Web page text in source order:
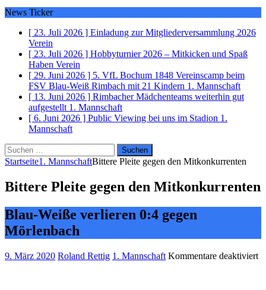
News Ticker
[ 23. Juli 2026 ] Einladung zur Mitgliederversammlung 2026
Verein
[ 23. Juli 2026 ] Hobbyturnier 2026 – Mitkicken und Spaß
Haben Verein
[ 29. Juni 2026 ] 5. VfL Bochum 1848 Vereinscamp beim
FSV Blau-Weiß Rimbach mit 21 Kindern 1. Mannschaft
[ 13. Juni 2026 ] Rimbacher Mädchenteams weiterhin gut
aufgestellt 1. Mannschaft
[ 6. Juni 2026 ] Public Viewing bei uns im Stadion 1.
Mannschaft
Suchen
nach:
Startseite1. MannschaftBittere Pleite gegen den Mitkonkurrenten
Bittere Pleite gegen den Mitkonkurrenten
Blau-Weiße verlieren 0:4 gegen
Mörlenbach
9. März 2020 Roland Rettig 1. Mannschaft Kommentare deaktiviert